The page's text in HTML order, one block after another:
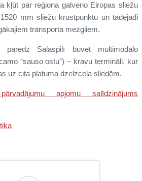
kļūt par reģiona galveno Eiropas sliežu
mm sliežu krustpunktu un tādējādi
transporta mezgliem.
paredz Salaspilī būvēt multimodālo
“sauso ostu”) – kravu termināli, kur
uz cita platuma dzelzceļa sliedēm.
apjomu salīdzinājums